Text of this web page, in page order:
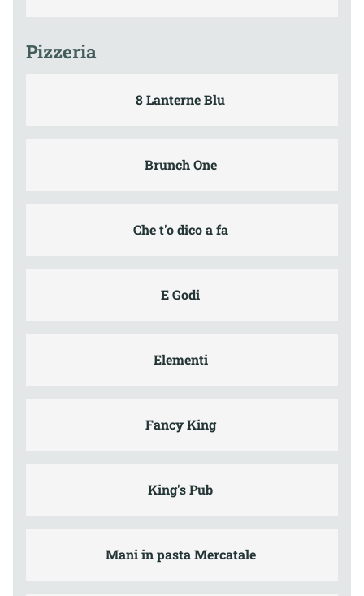
Pizzeria
8 Lanterne Blu
Brunch One
Che t'o dico a fa
E Godi
Elementi
Fancy King
King's Pub
Mani in pasta Mercatale